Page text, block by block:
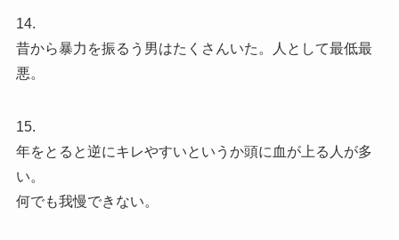
14.
昔から暴力を振るう男はたくさんいた。人として最低最
悪。
15.
年をとると逆にキレやすいというか頭に血が上る人が多
い。
何でも我慢できない。